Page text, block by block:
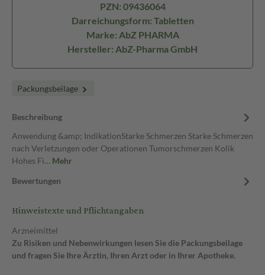
PZN: 09436064
Darreichungsform: Tabletten
Marke: AbZ PHARMA
Hersteller: AbZ-Pharma GmbH
Packungsbeilage
Beschreibung
Anwendung &amp; IndikationStarke Schmerzen Starke Schmerzen
nach Verletzungen oder Operationen Tumorschmerzen Kolik
Hohes Fi… Mehr
Bewertungen
Hinweistexte und Pflichtangaben
Arzneimittel
Zu Risiken und Nebenwirkungen lesen Sie die Packungsbeilage
und fragen Sie Ihre Ärztin, Ihren Arzt oder in Ihrer Apotheke.